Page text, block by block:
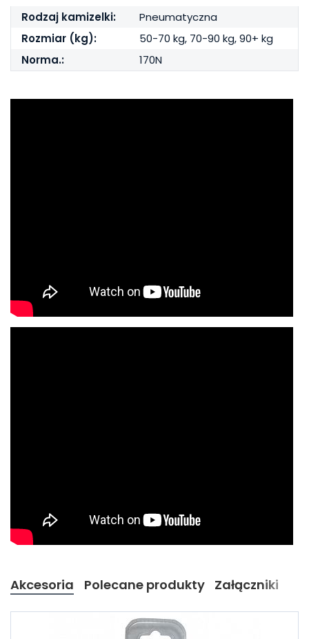
Rodzaj kamizelki:
Pneumatyczna
Rozmiar (kg):
50-70 kg, 70-90 kg, 90+ kg
Norma.:
170N
Akcesoria Polecane produkty Załączniki